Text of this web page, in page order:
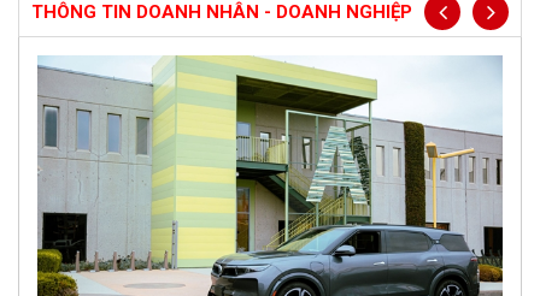
THÔNG TIN DOANH NHÂN - DOANH NGHIỆP